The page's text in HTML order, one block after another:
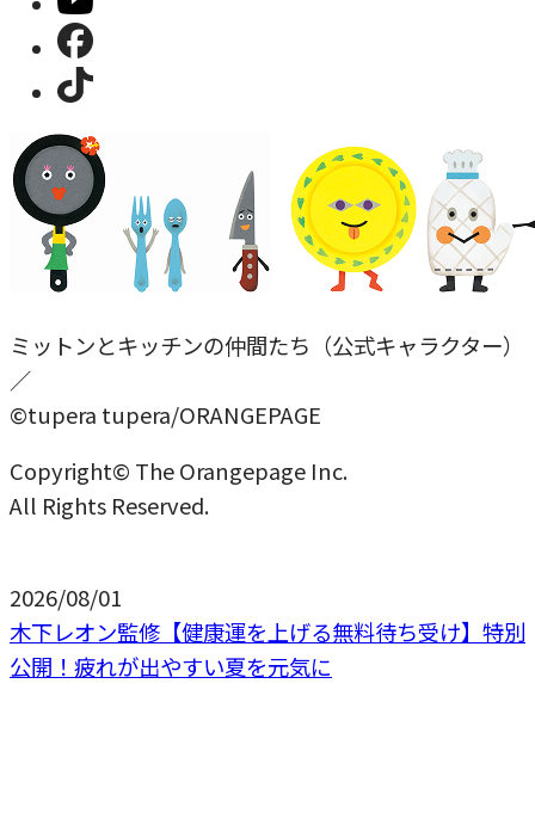
ミットンとキッチンの仲間たち（公式キャラクター）
／
©tupera tupera/ORANGEPAGE
Copyright© The Orangepage Inc.
All Rights Reserved.
2026/08/01
木下レオン監修【健康運を上げる無料待ち受け】特別
公開！疲れが出やすい夏を元気に